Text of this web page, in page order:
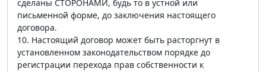
сделаны СТОРОНАМИ, будь то в устной или
письменной форме, до заключения настоящего
договора.
10. Настоящий договор может быть расторгнут в
установленном законодательством порядке до
регистрации перехода прав собственности к